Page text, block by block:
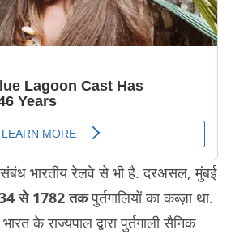
भारतीय रेलवे से भी है. दरअसल, मुंबई
से 1782 तकपुर्तगालियों का कब्ज़ा था.
के राज्यपाल द्वारा पुर्तगाली सैनिक